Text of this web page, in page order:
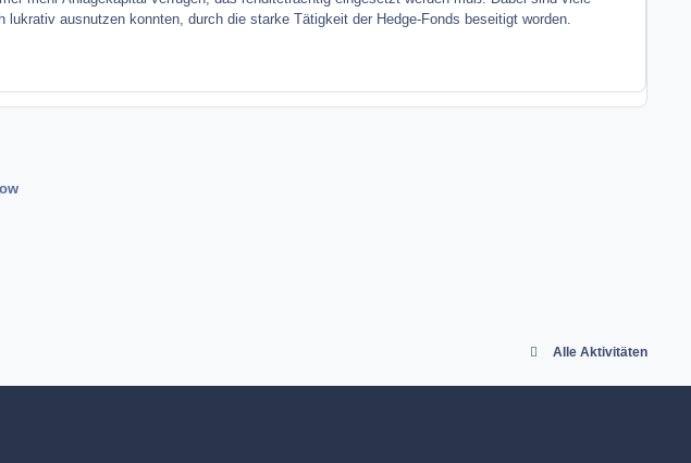
ausnutzen konnten, durch die starke Tätigkeit der Hedge-Fonds beseitigt worden.
Alle Aktivitäten